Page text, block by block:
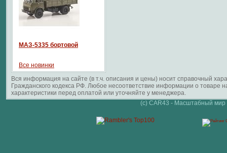
МАЗ-5335 бортовой
Все новинки
Вся информация на сайте (в т.ч. описания и цены) носит справочный
Гражданского кодекса РФ. Любое несоответствие информации о
характеристики перед оплатой или уточняйте у менеджера.
(c) CAR43 - Масштабный мир